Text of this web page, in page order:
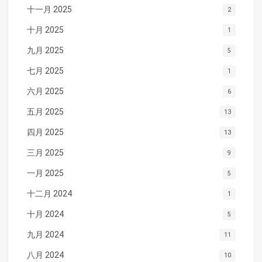
十一月 2025 2
十月 2025 1
九月 2025 5
七月 2025 1
六月 2025 6
五月 2025 13
四月 2025 13
三月 2025 9
一月 2025 5
十二月 2024 1
十月 2024 5
九月 2024 11
八月 2024 10